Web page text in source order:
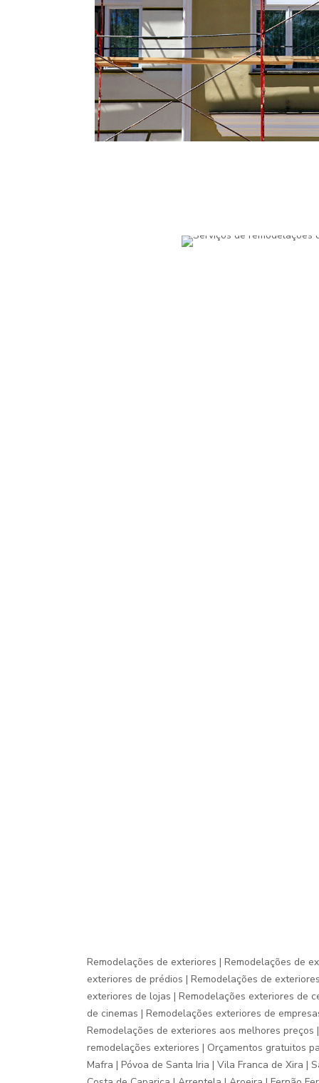
Remodelações de exteriores | Remodelações de
exteriores de prédios | Remodelações de
exteriores de lojas | Remodelações exteriores de
de cinemas | Remodelações exteriores de
Remodelações de exteriores aos melhores
remodelações exteriores | Orçamentos gratuitos
Mafra | Póvoa de Santa Iria | Vila Franca de Xira |